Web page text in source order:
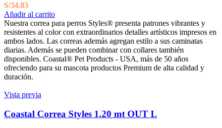
S/34.83
Añadir al carrito
Nuestra correa para perros Styles® presenta patrones vibrantes y
resistentes al color con extraordinarios detalles artísticos impresos en
ambos lados. Las correas además agregan estilo a sus caminatas
diarias. Además se pueden combinar con collares también
disponibles. Coastal® Pet Products - USA, más de 50 años
ofreciendo para su mascota productos Premium de alta calidad y
duración.
Vista previa
Coastal Correa Styles 1.20 mt OUT L